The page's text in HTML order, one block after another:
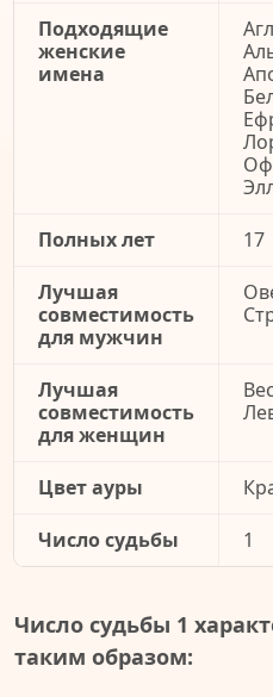
Подходящие
женские
имена
Полных лет
17
Лучшая
совместимость
для мужчин
Лучшая
совместимость
для женщин
Цвет ауры
Число судьбы
1
Число судьбы 1
таким образом: